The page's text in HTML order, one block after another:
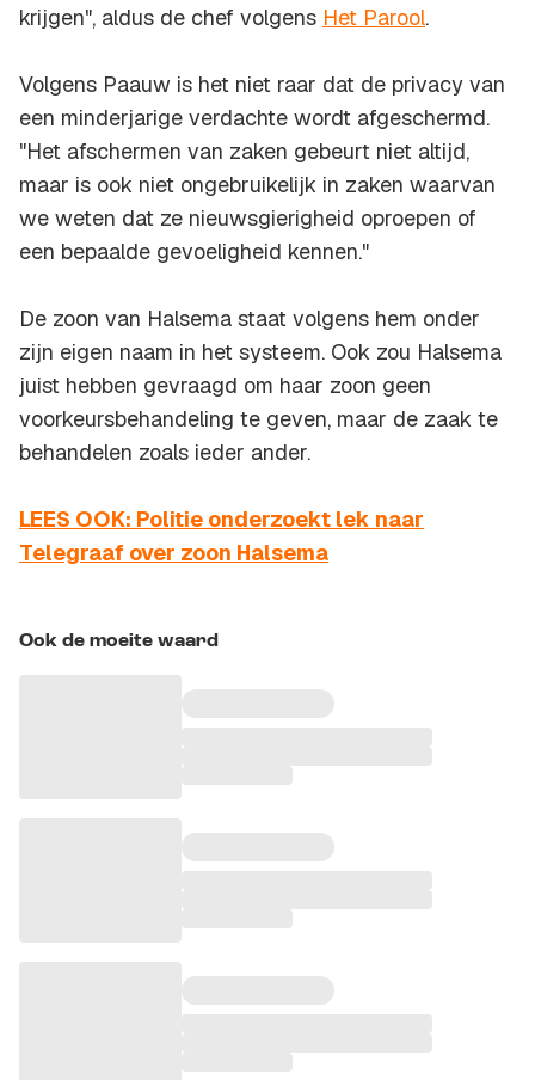
krijgen", aldus de chef volgens Het Parool.
Volgens Paauw is het niet raar dat de privacy van
een minderjarige verdachte wordt afgeschermd.
"Het afschermen van zaken gebeurt niet altijd,
maar is ook niet ongebruikelijk in zaken waarvan
we weten dat ze nieuwsgierigheid oproepen of
een bepaalde gevoeligheid kennen."
De zoon van Halsema staat volgens hem onder
zijn eigen naam in het systeem. Ook zou Halsema
juist hebben gevraagd om haar zoon geen
voorkeursbehandeling te geven, maar de zaak te
behandelen zoals ieder ander.
LEES OOK: Politie onderzoekt lek naar
Telegraaf over zoon Halsema
Ook de moeite waard